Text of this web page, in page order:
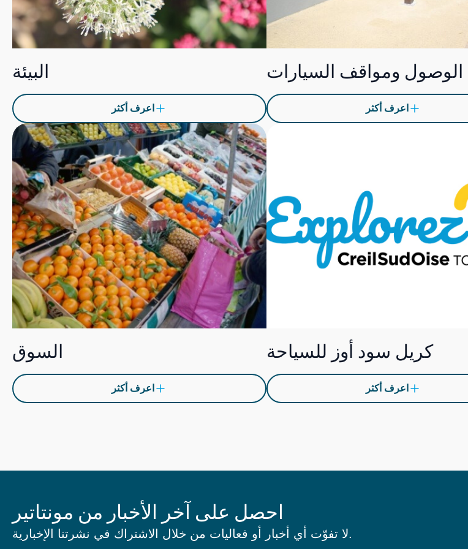
البيئة
اعرف أكثر
الوصول ومواقف السيارات
اعرف أكثر
السوق
اعرف أكثر
كريل سود أوز للسياحة
اعرف أكثر
احصل على آخر الأخبار من مونتاتير
لا تفوّت أي أخبار أو فعاليات من خلال الاشتراك في نشرتنا الإخبارية.